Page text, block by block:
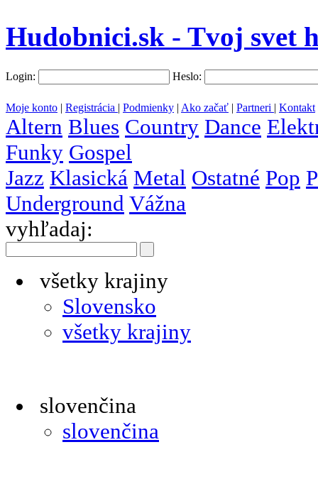
Hudobnici.sk - Tvoj svet
Login: Heslo:
Moje konto | Registrácia | Podmienky | Ako začať | Partneri | Kontakt
Altern Blues Country Dance
Funky Gospel
Jazz Klasická Metal Ostatné Pop
Underground Vážna
vyhľadaj:
všetky krajiny
Slovensko
všetky krajiny
slovenčina
slovenčina